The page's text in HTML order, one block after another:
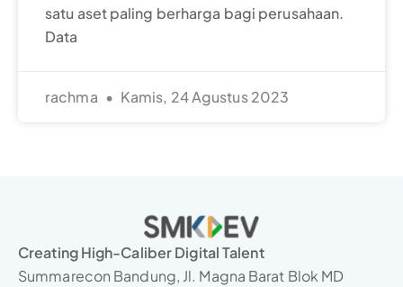
satu aset paling berharga bagi perusahaan.
Data
rachma Kamis, 24 Agustus 2023
Creating High-Caliber Digital Talent
Summarecon Bandung, Jl. Magna Barat Blok MD